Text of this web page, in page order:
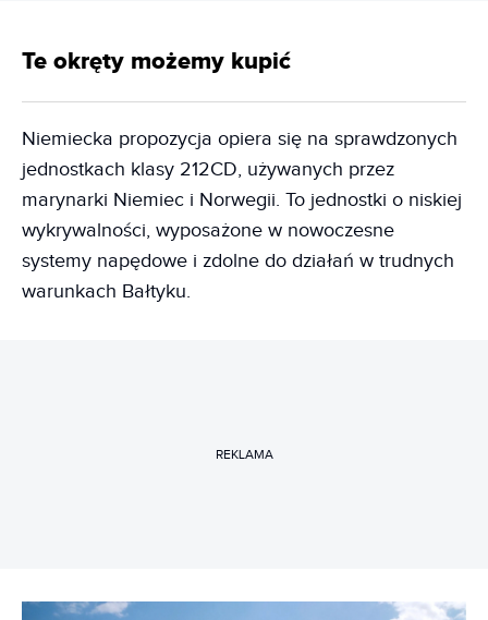
Te okręty możemy kupić
Niemiecka propozycja opiera się na sprawdzonych
jednostkach klasy 212CD, używanych przez
marynarki Niemiec i Norwegii. To jednostki o niskiej
wykrywalności, wyposażone w nowoczesne
systemy napędowe i zdolne do działań w trudnych
warunkach Bałtyku.
REKLAMA